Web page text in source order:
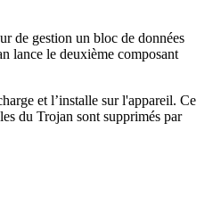
de gestion un bloc de données
lance le deuxième composant
et l’installe sur l'appareil. Ce
du Trojan sont supprimés par